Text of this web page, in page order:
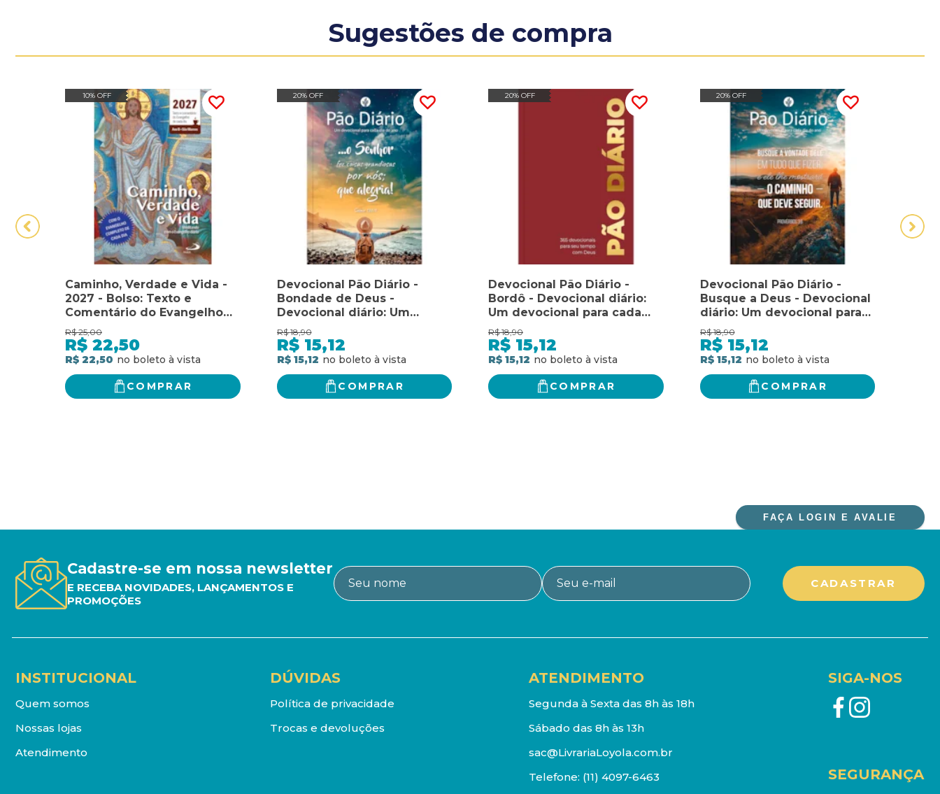
Sugestões de compra
10% OFF
Caminho, Verdade e Vida -
2027 - Bolso: Texto e
Comentário do Evangelho
de Cada Dia - Ano B -
Marcos
R$ 25,00
R$ 22,50
R$ 22,50
COMPRAR
20% OFF
Devocional Pão Diário -
Bondade de Deus -
Devocional diário: Um
devocional para cada dia do
ano
R$ 18,90
R$ 15,12
R$ 15,12
COMPRAR
20% OFF
Devocional Pão Diário -
Bordô - Devocional diário:
Um devocional para cada
dia do ano
R$ 18,90
R$ 15,12
R$ 15,12
COMPRAR
20% OFF
Devocional Pão Diário -
Busque a Deus - Devocional
diário: Um devocional para
cada dia do ano
R$ 18,90
R$ 15,12
R$ 15,12
COMPRAR
FAÇA LOGIN E AVALIE
Cadastre-se em nossa newsletter
E RECEBA NOVIDADES, LANÇAMENTOS E
PROMOÇÕES
INSTITUCIONAL
Quem somos
Nossas lojas
Atendimento
DÚVIDAS
Política de privacidade
Trocas e devoluções
ATENDIMENTO
Segunda à Sexta das 8h às 18h
Sábado das 8h às 13h
sac@LivrariaLoyola.com.br
Telefone: (11) 4097-6463
SIGA-NOS
SEGURANÇA